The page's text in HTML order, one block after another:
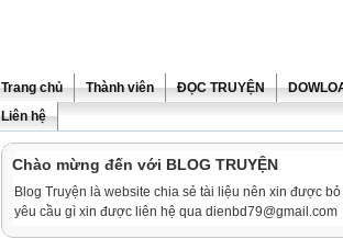
Trang chủ Thành viên ĐỌC TRUYỆN
Liên hệ
Chào mừng đến với BLOG TRUYỆN
Blog Truyện là website chia sẻ tài liệu nên xin được
yêu cầu gì xin được liên hệ qua dienbd79@gmail.com